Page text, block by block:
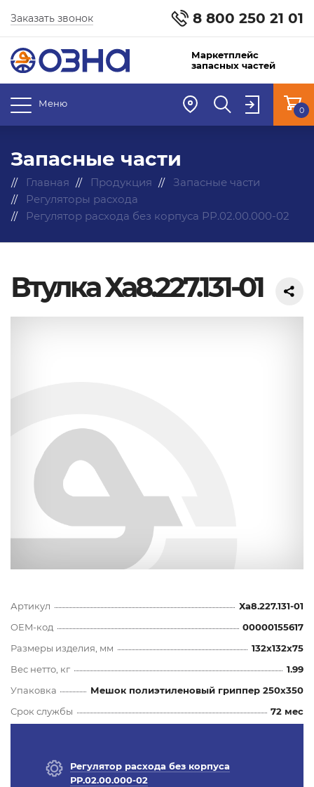
8 800 250 21 01
Заказать звонок
Маркетплейс
запасных частей
Меню
0
Запасные части
Главная Продукция
Запасные части
Регуляторы расхода
Регулятор расхода без корпуса РР.02.00.000-02
Втулка Ха8.227.131-01
Артикул
Ха8.227.131-01
OEM-код
00000155617
Размеры изделия, мм
132x132x75
Вес нетто, кг
1.99
Упаковка
Мешок полиэтиленовый гриппер 250х350
Срок службы
72 мес
Регулятор расхода без корпуса
РР.02.00.000-02